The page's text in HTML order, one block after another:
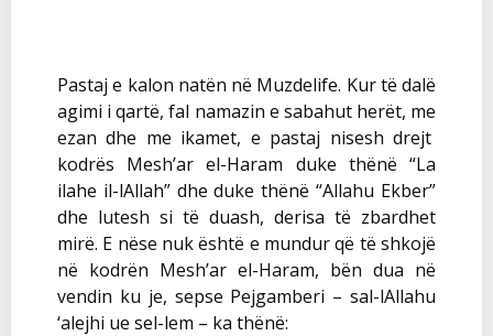
Pastaj e kalon natën në Muzdelife. Kur të dalë
agimi i qartë, fal namazin e sabahut herët, me
ezan dhe me ikamet, e pastaj nisesh drejt
kodrës Mesh’ar el-Haram duke thënë “La
ilahe il-lAllah” dhe duke thënë “Allahu Ekber”
dhe lutesh si të duash, derisa të zbardhet
mirë. E nëse nuk është e mundur që të shkojë
në kodrën Mesh’ar el-Haram, bën dua në
vendin ku je, sepse Pejgamberi – sal-lAllahu
‘alejhi ue sel-lem – ka thënë: